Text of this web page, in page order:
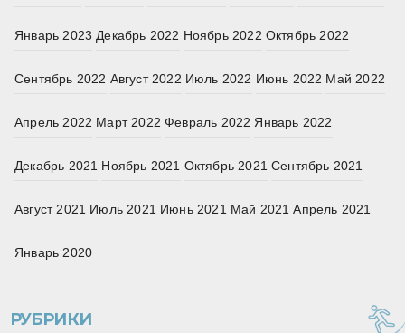
Январь 2023 Декабрь 2022 Ноябрь 2022 Октябрь 2022
Сентябрь 2022 Август 2022 Июль 2022 Июнь 2022 Май 2022
Апрель 2022 Март 2022 Февраль 2022 Январь 2022
Декабрь 2021 Ноябрь 2021 Октябрь 2021 Сентябрь 2021
Август 2021 Июль 2021 Июнь 2021 Май 2021 Апрель 2021
Январь 2020
РУБРИКИ